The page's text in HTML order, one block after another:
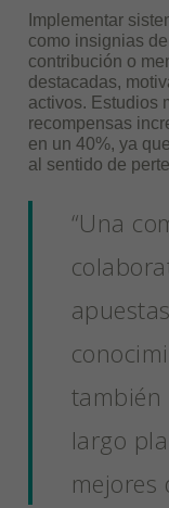
Implementar
como insignias
contribución o
destacadas,
activos. Estudios
recompensas
en un 40%, ya
al sentido de
“Una
también
largo
mejores